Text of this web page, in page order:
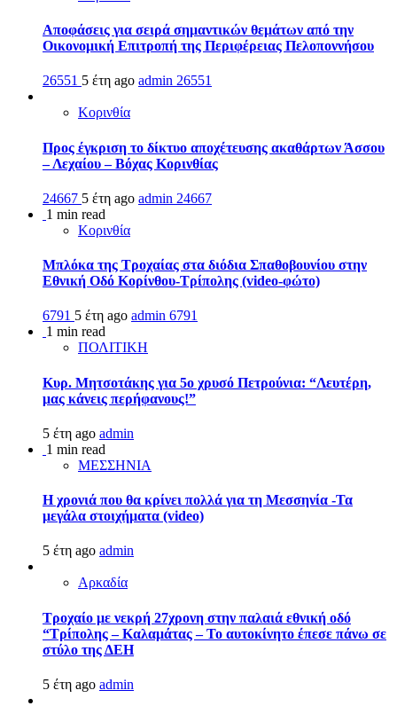
Αποφάσεις για σειρά σημαντικών θεμάτων από την
Οικονομική Επιτροπή της Περιφέρειας Πελοποννήσου
26551 5 έτη ago admin 26551
Κορινθία
Προς έγκριση το δίκτυο αποχέτευσης ακαθάρτων Άσσου
– Λεχαίου – Βόχας Κορινθίας
24667 5 έτη ago admin 24667
1 min read
Κορινθία
Μπλόκα της Τροχαίας στα διόδια Σπαθοβουνίου στην
Εθνική Οδό Κορίνθου-Τρίπολης (video-φώτο)
6791 5 έτη ago admin 6791
1 min read
ΠΟΛΙΤΙΚΗ
Κυρ. Μητσοτάκης για 5ο χρυσό Πετρούνια: “Λευτέρη,
μας κάνεις περήφανους!”
5 έτη ago admin
1 min read
ΜΕΣΣΗΝΙΑ
Η χρονιά που θα κρίνει πολλά για τη Μεσσηνία -Τα
μεγάλα στοιχήματα (video)
5 έτη ago admin
Αρκαδία
Τροχαίο με νεκρή 27χρονη στην παλαιά εθνική οδό
“Τρίπολης – Καλαμάτας – Το αυτοκίνητο έπεσε πάνω σε
στύλο της ΔΕΗ
5 έτη ago admin